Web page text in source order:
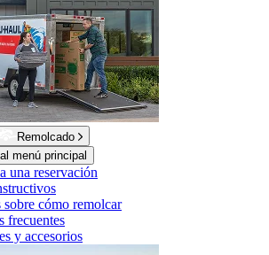
Remolcado
menú principal
una reservación
sobre cómo remolcar
frecuentes
y accesorios